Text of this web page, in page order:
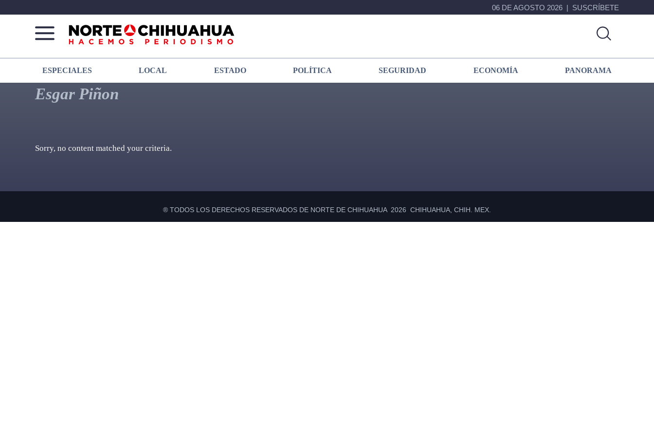
06 DE AGOSTO 2026 SUSCRÍBETE
Norte
De
Chihuahua
Más
que
noticias,
hacemos periodismo
ESPECIALES LOCAL ESTADO POLÍTICA SEGURIDAD ECONOMÍA PANORAMA
Esgar Piñon
Sorry, no content matched your criteria.
® TODOS LOS DERECHOS RESERVADOS DE NORTE DE CHIHUAHUA 2026 CHIHUAHUA, CHIH. MEX.